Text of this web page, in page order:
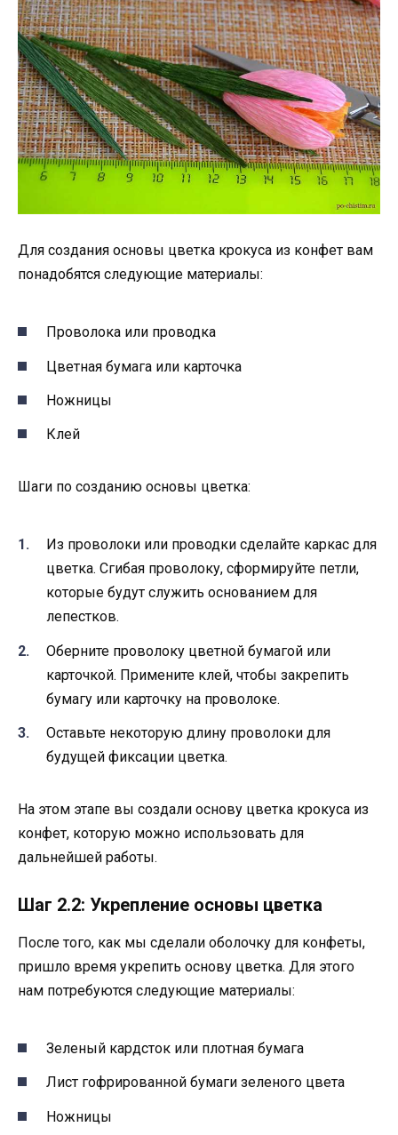
Для создания основы цветка крокуса из конфет вам
понадобятся следующие материалы:
Проволока или проводка
Цветная бумага или карточка
Ножницы
Клей
Шаги по созданию основы цветка:
Из проволоки или проводки сделайте каркас для
цветка. Сгибая проволоку, сформируйте петли,
которые будут служить основанием для
лепестков.
Оберните проволоку цветной бумагой или
карточкой. Примените клей, чтобы закрепить
бумагу или карточку на проволоке.
Оставьте некоторую длину проволоки для
будущей фиксации цветка.
На этом этапе вы создали основу цветка крокуса из
конфет, которую можно использовать для
дальнейшей работы.
Шаг 2.2: Укрепление основы цветка
После того, как мы сделали оболочку для конфеты,
пришло время укрепить основу цветка. Для этого
нам потребуются следующие материалы:
Зеленый кардсток или плотная бумага
Лист гофрированной бумаги зеленого цвета
Ножницы